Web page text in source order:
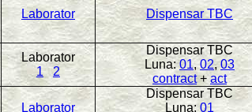
Laborator Dispensar TBC
Laborator
1
2
Dispensar TBC
Luna:01,02,03
contract+act
Laborator
Dispensar TBC
Luna:01